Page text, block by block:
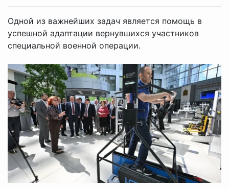
Одной из важнейших задач является помощь в
успешной адаптации вернувшихся участников
специальной военной операции.